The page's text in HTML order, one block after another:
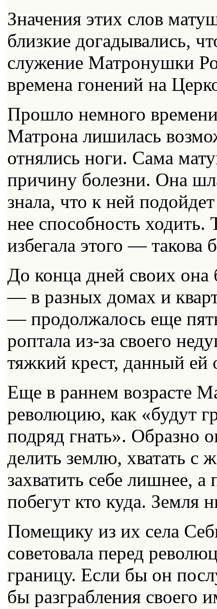
Значения этих слов
близкие догадывались,
служение Матронушки
времена гонений на
Прошло немного
Матрона лишилась
отнялись ноги. Сама
причину болезни. Она
знала, что к ней
нее способность
избегала этого — такова
До конца дней своих она
— в разных домах и
— продолжалось еще
роптала из-за своего
тяжкий крест, данный ей
Еще в раннем возрасте
революцию, как «будут
подряд гнать». Образно
делить землю, хватать
захватить себе лишнее,
побегут кто куда. Земля
Помещику из их села
советовала перед
границу. Если бы он
бы разграбления своего